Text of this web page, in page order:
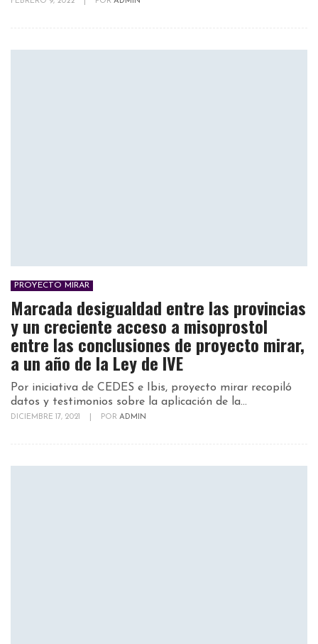
PROYECTO MIRAR
Marcada desigualdad entre las provincias
y un creciente acceso a misoprostol
entre las conclusiones de proyecto mirar,
a un año de la Ley de IVE
Por iniciativa de CEDES e Ibis, proyecto mirar recopiló
datos y testimonios sobre la aplicación de la...
DICIEMBRE 17, 2021 POR ADMIN